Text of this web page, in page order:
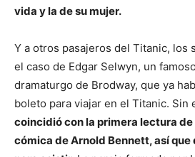
vida y la de su mujer.
Y a otros pasajeros del Titanic, los
el caso de Edgar Selwyn, un
dramaturgo de Brodway, que ya
boleto para viajar en el Titanic. Sin
coincidió con la primera lectura de
cómica de Arnold Bennett, así